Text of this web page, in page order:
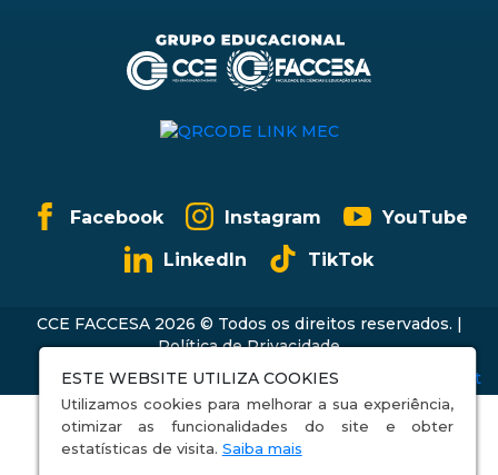
Facebook Instagram
YouTube
LinkedIn
TikTok
CCE FACCESA 2026 © Todos os direitos reservados. |
Política de Privacidade
ESTE WEBSITE UTILIZA COOKIES
Utilizamos cookies para melhorar a sua experiência,
otimizar as funcionalidades do site e obter
estatísticas de visita. Saiba mais